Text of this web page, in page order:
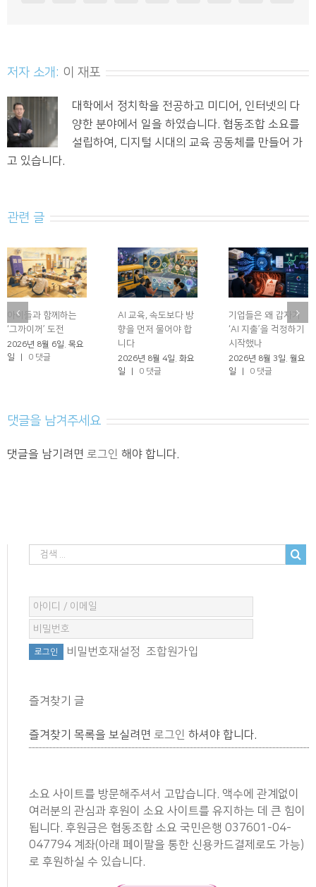
저자 소개: 이 재포
대학에서 정치학을 전공하고 미디어, 인터넷의 다
양한 분야에서 일을 하였습니다. 협동조합 소요를
설립하여, 디지털 시대의 교육 공동체를 만들어 가
고 있습니다.
관련 글
아이들과 함께하는
‘그까이꺼’ 도전
2026년 8월 6일. 목요
일
0 댓글
AI 교육, 속도보다 방
향을 먼저 물어야 합
니다
2026년 8월 4일. 화요
일
0 댓글
기업들은 왜 갑자기
‘AI 지출’을 걱정하기
시작했나
2026년 8월 3일. 월요
일
0 댓글
댓글을 남겨주세요
댓글을 남기려면 로그인 해야 합니다.
비밀번호재설정 조합원가입
즐겨찾기 글
즐겨찾기 목록을 보실려면 로그인 하셔야 합니다.
소요 사이트를 방문해주셔서 고맙습니다. 액수에 관계없이
여러분의 관심과 후원이 소요 사이트를 유지하는 데 큰 힘이
됩니다. 후원금은 협동조합 소요 국민은행 037601-04-
047794 계좌(아래 페이팔을 통한 신용카드결제로도 가능)
로 후원하실 수 있습니다.